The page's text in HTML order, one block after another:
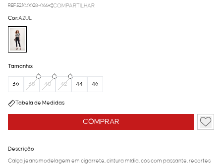
REF.52.10.0028-066 COMPARTILHAR
COMPRAR
Cor:AZUL
Tamanho:
36 38 40 42 44 46
Tabela de Medidas
Descrição
Calça jeans modelagem em cigarrete, cintura mídia, cós com passante, recortes